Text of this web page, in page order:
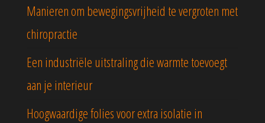
Manieren om bewegingsvrijheid te vergroten met
chiropractie
Een industriële uitstraling die warmte toevoegt
aan je interieur
Hoogwaardige folies voor extra isolatie in